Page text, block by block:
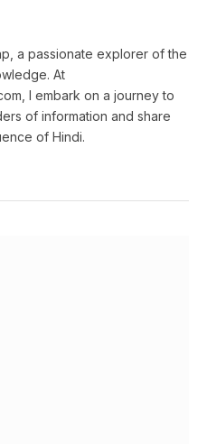
a passionate explorer of the
At
I embark on a journey to
of information and share
of Hindi.